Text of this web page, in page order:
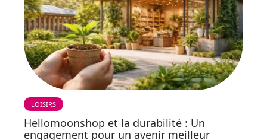
LOISIRS
Hellomoonshop et la durabilité : Un
engagement pour un avenir meilleur